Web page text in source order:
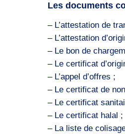
Les documents
– L’attestation de
– L’attestation
– Le bon de
– Le certificat
– L’appel d’offres ;
– Le certificat de
– Le certificat
– Le certificat halal ;
– La liste de